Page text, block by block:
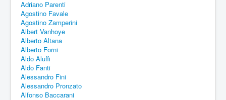
Adriano Parenti
Agostino Favale
Agostino Zamperini
Albert Vanhoye
Alberto Altana
Alberto Forni
Aldo Aluffi
Aldo Fanti
Alessandro Fini
Alessandro Pronzato
Alfonso Baccarani